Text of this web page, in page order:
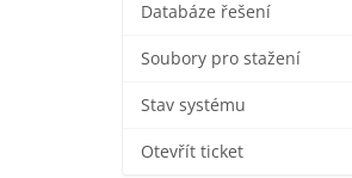
Databáze řešení
Soubory pro stažení
Stav systému
Otevřít ticket